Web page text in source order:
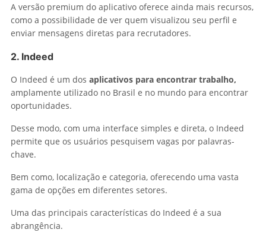
A versão premium do aplicativo oferece ainda mais recursos,
como a possibilidade de ver quem visualizou seu perfil e
enviar mensagens diretas para recrutadores.
2. Indeed
O Indeed é um dos aplicativos para encontrar trabalho,
amplamente utilizado no Brasil e no mundo para encontrar
oportunidades.
Desse modo, com uma interface simples e direta, o Indeed
permite que os usuários pesquisem vagas por palavras-
chave.
Bem como, localização e categoria, oferecendo uma vasta
gama de opções em diferentes setores.
Uma das principais características do Indeed é a sua
abrangência.